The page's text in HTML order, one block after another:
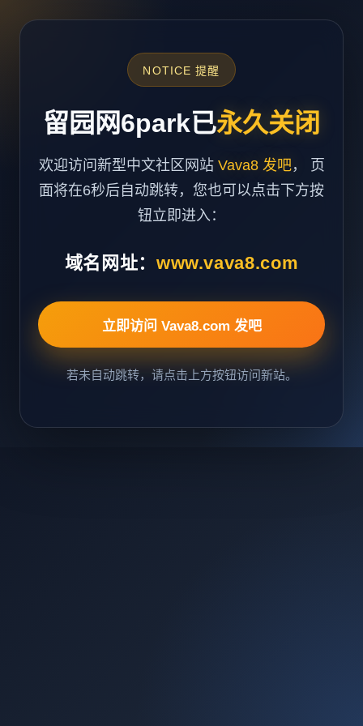
NOTICE 提醒
留园网6park已永久关闭
欢迎访问新型中文社区网站 Vava8 发吧， 页
面将在6秒后自动跳转，您也可以点击下方按
钮立即进入：
域名网址： www.vava8.com
立即访问 Vava8.com 发吧
若未自动跳转，请点击上方按钮访问新站。